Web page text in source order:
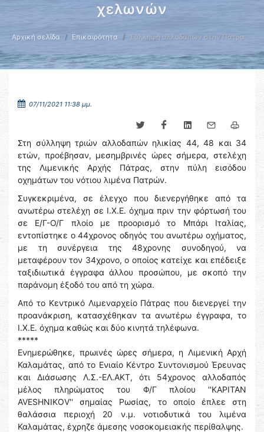
χελωνών
Αρχική σελίδα Επικαιρότητα Σύλληψη αλλοδαπών στην Πάτρα …
07/11/2021 11:38 μμ.
Στη σύλληψη τριών αλλοδαπών ηλικίας 44, 48 και 34
ετών, προέβησαν, μεσημβρινές ώρες σήμερα, στελέχη
της Λιμενικής Αρχής Πάτρας, στην πύλη εισόδου
οχημάτων του νότιου λιμένα Πατρών.
Συγκεκριμένα, σε έλεγχο που διενεργήθηκε από τα
ανωτέρω στελέχη σε Ι.Χ.Ε. όχημα πριν την φόρτωσή του
σε Ε/Γ-Ο/Γ πλοίο με προορισμό το Μπάρι Ιταλίας,
εντοπίστηκε ο 44χρονος οδηγός του ανωτέρω οχήματος,
με τη συνέργεια της 48χρονης συνοδηγού, να
μεταφέρουν τον 34χρονο, ο οποίος κατείχε και επέδειξε
ταξιδιωτικά έγγραφα άλλου προσώπου, με σκοπό την
παράνομη έξοδό του από τη χώρα.
Από το Κεντρικό Λιμεναρχείο Πάτρας που διενεργεί την
προανάκριση, κατασχέθηκαν τα ανωτέρω έγγραφα, το
Ι.Χ.Ε. όχημα καθώς και δύο κινητά τηλέφωνα.
*****
Ενημερώθηκε, πρωινές ώρες σήμερα, η Λιμενική Αρχή
Καλαμάτας, από το Ενιαίο Κέντρο Συντονισμού Έρευνας
και Διάσωσης Λ.Σ.-ΕΛ.ΑΚΤ, ότι 54χρονος αλλοδαπός
μέλος πληρώματος του Φ/Γ πλοίου ''KAPITAN
AVESHNIKOV'' σημαίας Ρωσίας, το οποίο έπλεε στη
θαλάσσια περιοχή 20 ν.μ. νοτιοδυτικά του λιμένα
Καλαμάτας, έχρηζε άμεσης νοσοκομειακής περίθαλψης.